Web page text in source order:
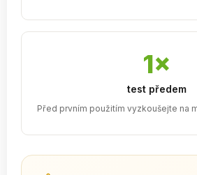
1×
test předem
Před prvním použitím vyzkoušejte na